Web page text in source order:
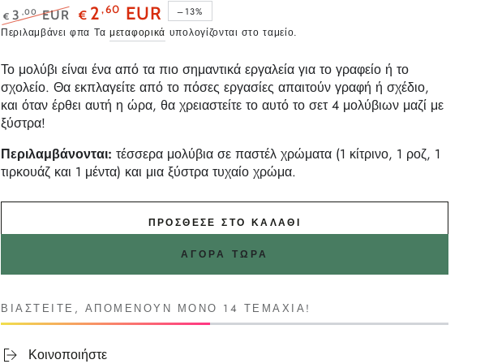
Κανονική
€ 3 ,00EUR
Τιμή
€ 2 ,60 EUR –13%
Περιλαμβάνει φπα Τα μεταφορικά υπολογίζονται στο ταμείο.
Το μολύβι είναι ένα από τα πιο σημαντικά εργαλεία για το γραφείο ή το
σχολείο. Θα εκπλαγείτε από το πόσες εργασίες απαιτούν γραφή ή σχέδιο,
και όταν έρθει αυτή η ώρα, θα χρειαστείτε το αυτό το σετ 4 μολύβιων μαζί με
ξύστρα!
Περιλαμβάνονται: τέσσερα μολύβια σε παστέλ χρώματα (1 κίτρινο, 1 ροζ, 1
τιρκουάζ και 1 μέντα) και μια ξύστρα τυχαίο χρώμα.
ΠΡΌΣΘΕΣΕ ΣΤΟ ΚΑΛΆΘΙ
ΑΓΟΡΆ ΤΏΡΑ
ΒΙΑΣΤΕΊΤΕ, ΑΠΟΜΈΝΟΥΝ ΜΌΝΟ 14 ΤΕΜΆΧΙΑ!
Κοινοποιήστε